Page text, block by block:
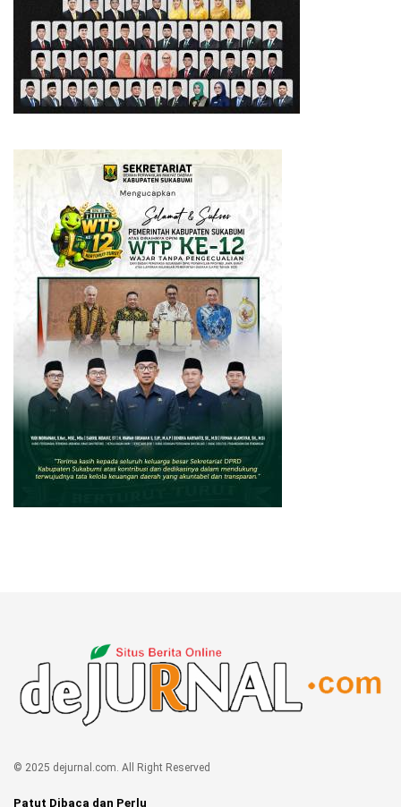
© 2025 dejurnal.com. All Right Reserved
Patut Dibaca dan Perlu